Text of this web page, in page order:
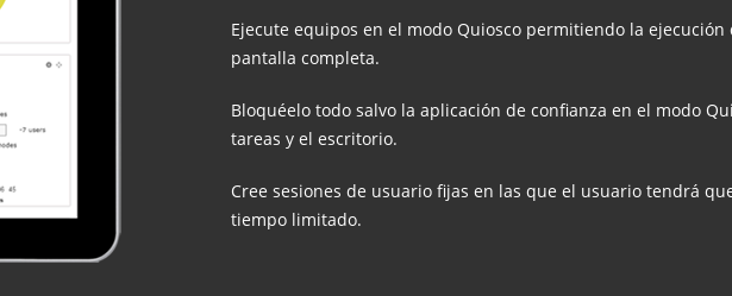
Ejecute equipos en el modo Quiosco permitiendo la
pantalla completa.
Bloquéelo todo salvo la aplicación de confianza en el modo
tareas y el escritorio.
Cree sesiones de usuario fijas en las que el usuario tendrá
tiempo limitado.